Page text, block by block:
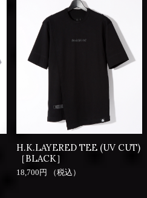
H.K.LAYERED TEE (UV CUT)
［BLACK］
18,700円 （税込）